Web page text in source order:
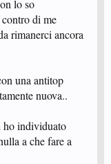
lo so
di me
rimanerci ancora
una antitop
nuova..
ho individuato
a che fare a